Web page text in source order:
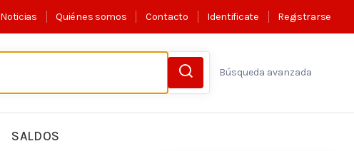
Noticias Quiénes somos Contacto Identificate Registrarse
Búsqueda avanzada
SALDOS